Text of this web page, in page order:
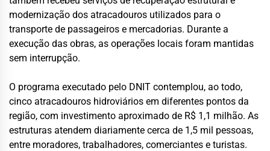
modernização dos atracadouros utilizados para o
transporte de passageiros e mercadorias. Durante a
execução das obras, as operações locais foram mantidas
sem interrupção.
O programa executado pelo DNIT contemplou, ao todo,
cinco atracadouros hidroviários em diferentes pontos da
região, com investimento aproximado de R$ 1,1 milhão. As
estruturas atendem diariamente cerca de 1,5 mil pessoas,
entre moradores, trabalhadores, comerciantes e turistas.